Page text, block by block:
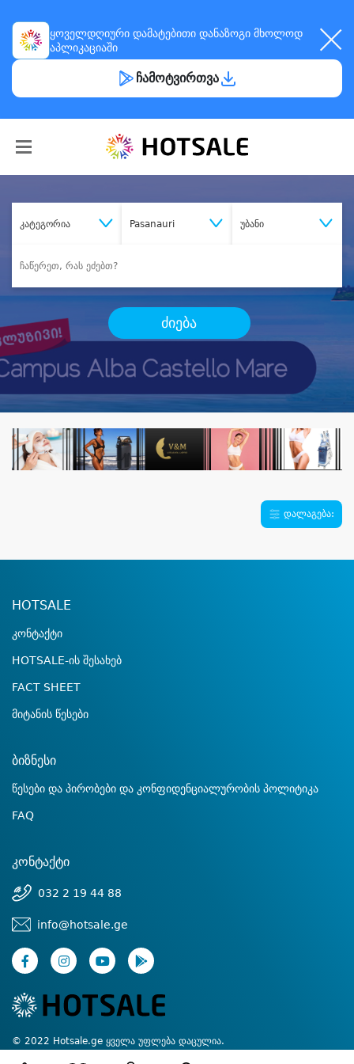
ყოველდღიური დამატებითი დანაზოგი მხოლოდ
აპლიკაციაში
ჩამოტვირთვა
კატეგორია Pasanauri უბანი
ძიება
დალაგება:
HOTSALE
კონტაქტი
HOTSALE-ის შესახებ
FACT SHEET
მიტანის წესები
ბიზნესი
წესები და პირობები და კონფიდენციალურობის პოლიტიკა
FAQ
კონტაქტი
032 2 19 44 88
info@hotsale.ge
© 2022 Hotsale.ge ყველა უფლება დაცულია.